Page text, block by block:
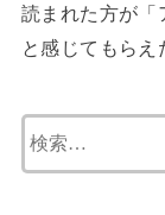
読まれた方が「
と感じてもらえ